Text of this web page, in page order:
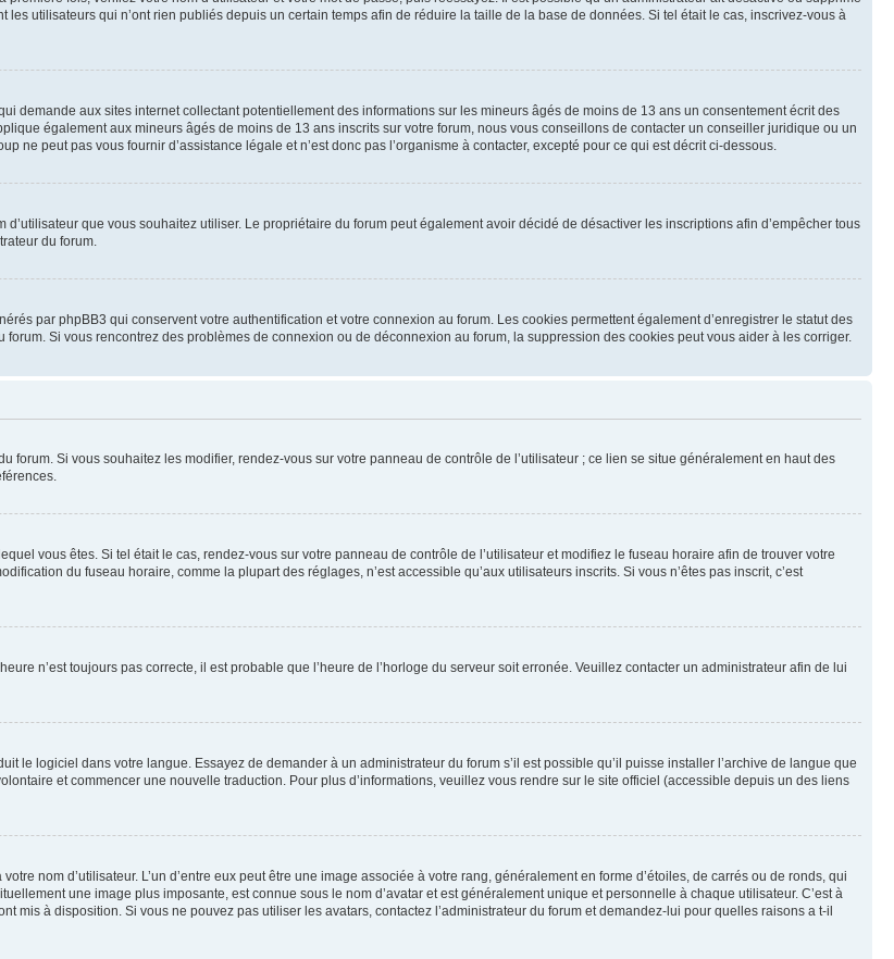
utilisateurs qui n’ont rien publiés depuis un certain temps afin de réduire la taille de la base de données. Si tel était le cas, inscrivez-vous à
demande aux sites internet collectant potentiellement des informations sur les mineurs âgés de moins de 13 ans un consentement écrit des
également aux mineurs âgés de moins de 13 ans inscrits sur votre forum, nous vous conseillons de contacter un conseiller juridique ou un
ne peut pas vous fournir d’assistance légale et n’est donc pas l’organisme à contacter, excepté pour ce qui est décrit ci-dessous.
que vous souhaitez utiliser. Le propriétaire du forum peut également avoir décidé de désactiver les inscriptions afin d’empêcher tous
du forum.
par phpBB3 qui conservent votre authentification et votre connexion au forum. Les cookies permettent également d’enregistrer le statut des
Si vous rencontrez des problèmes de connexion ou de déconnexion au forum, la suppression des cookies peut vous aider à les corriger.
Si vous souhaitez les modifier, rendez-vous sur votre panneau de contrôle de l’utilisateur ; ce lien se situe généralement en haut des
vous êtes. Si tel était le cas, rendez-vous sur votre panneau de contrôle de l’utilisateur et modifiez le fuseau horaire afin de trouver votre
du fuseau horaire, comme la plupart des réglages, n’est accessible qu’aux utilisateurs inscrits. Si vous n’êtes pas inscrit, c’est
n’est toujours pas correcte, il est probable que l’heure de l’horloge du serveur soit erronée. Veuillez contacter un administrateur afin de lui
le logiciel dans votre langue. Essayez de demander à un administrateur du forum s’il est possible qu’il puisse installer l’archive de langue que
et commencer une nouvelle traduction. Pour plus d’informations, veuillez vous rendre sur le site officiel (accessible depuis un des liens
nom d’utilisateur. L’un d’entre eux peut être une image associée à votre rang, généralement en forme d’étoiles, de carrés ou de ronds, qui
une image plus imposante, est connue sous le nom d’avatar et est généralement unique et personnelle à chaque utilisateur. C’est à
mis à disposition. Si vous ne pouvez pas utiliser les avatars, contactez l’administrateur du forum et demandez-lui pour quelles raisons a t-il